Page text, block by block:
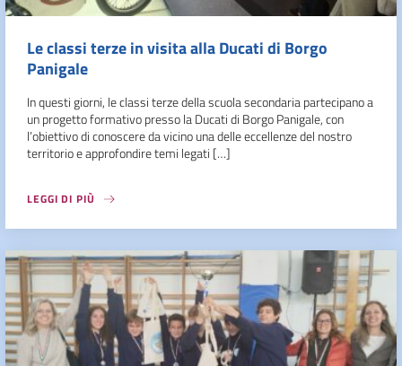
Le classi terze in visita alla Ducati di Borgo
Panigale
In questi giorni, le classi terze della scuola secondaria partecipano a
un progetto formativo presso la Ducati di Borgo Panigale, con
l’obiettivo di conoscere da vicino una delle eccellenze del nostro
territorio e approfondire temi legati […]
LEGGI DI PIÙ